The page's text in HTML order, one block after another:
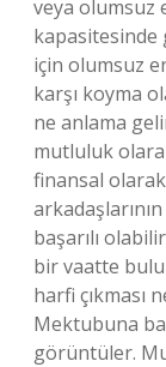
veya olumsuz
kapasitesinde
için olumsuz
karşı koyma
ne anlama
mutluluk
finansal
başarılı
bir vaatte
harfi çıkması
Mektubuna
görüntüler.